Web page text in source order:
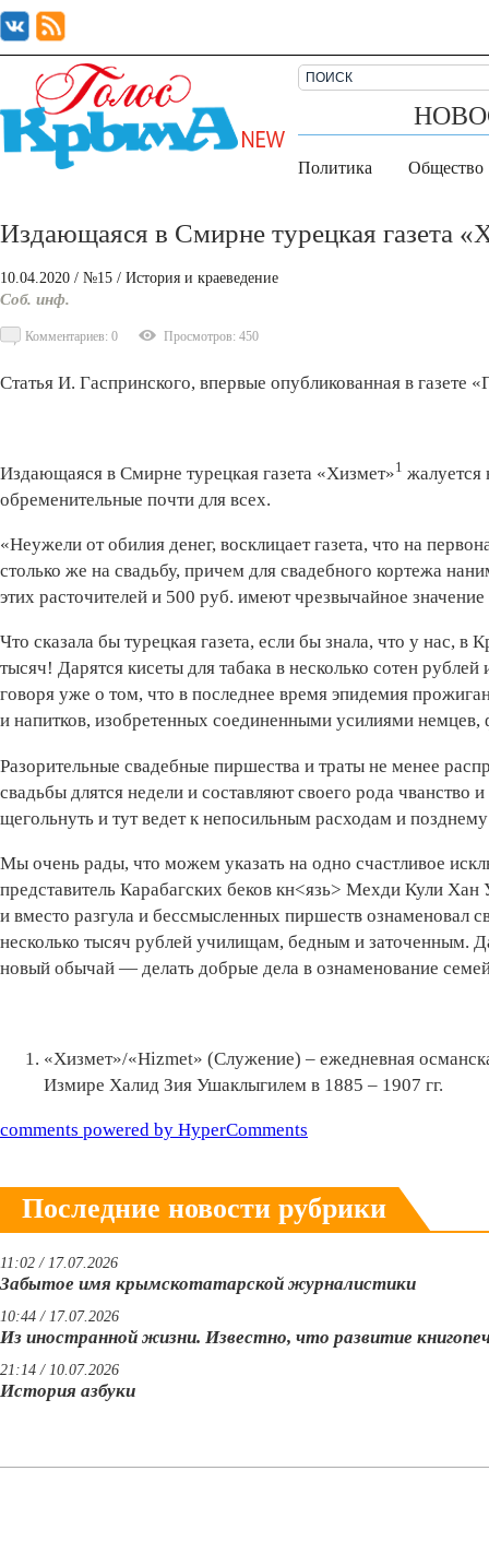
Политика Общество
Издающаяся в Смирне турецкая газета
10.04.2020 / №15 / История и краеведение
Соб. инф.
Комментариев: 0 Просмотров: 450
Статья И. Гаспринского, впервые опубликованная в
Издающаяся в Смирне турецкая газета «Хизмет»1 жалуется
обременительные почти для всех.
«Неужели от обилия денег, восклицает газета, что на
столько же на свадьбу, причем для свадебного кортежа
этих расточителей и 500 руб. имеют чрезвычайное значение
Что сказала бы турецкая газета, если бы знала, что у нас,
тысяч! Дарятся кисеты для табака в несколько сотен
говоря уже о том, что в последнее время эпидемия
и напитков, изобретенных соединенными усилиями немцев,
Разорительные свадебные пиршества и траты не менее
свадьбы длятся недели и составляют своего рода
щегольнуть и тут ведет к непосильным расходам и
Мы очень рады, что можем указать на одно счастливое
представитель Карабагских беков кн<язь> Мехди Кули
и вместо разгула и бессмысленных пиршеств
несколько тысяч рублей училищам, бедным и заточенным.
новый обычай — делать добрые дела в ознаменование
«Хизмет»/«Hizmet» (Служение) – ежедневная
Измире Халид Зия Ушаклыгилем в 1885 – 1907 гг.
comments powered by HyperComments
Последние новости рубрики
11:02 / 17.07.2026
Забытое имя крымскотатарской журналистики
10:44 / 17.07.2026
Из иностранной жизни. Известно, что развитие
21:14 / 10.07.2026
История азбуки